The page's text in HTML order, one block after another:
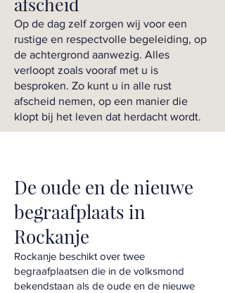
Op de dag zelf zorgen wij voor een
rustige en respectvolle begeleiding, op
de achtergrond aanwezig. Alles
verloopt zoals vooraf met u is
besproken. Zo kunt u in alle rust
afscheid nemen, op een manier die
klopt bij het leven dat herdacht wordt.
De oude en de nieuwe
begraafplaats in
Rockanje
Rockanje beschikt over twee
begraafplaatsen die in de volksmond
bekendstaan als de oude en de nieuwe